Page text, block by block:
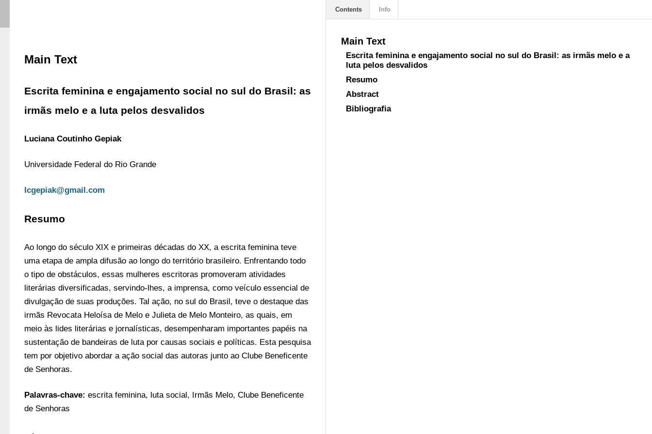
Main Text
Escrita feminina e engajamento social no sul do Brasil: as
irmãs melo e a luta pelos desvalidos
Luciana Coutinho Gepiak
Universidade Federal do Rio Grande
lcgepiak@gmail.com
Resumo
Ao longo do século XIX e primeiras décadas do XX, a escrita feminina teve
uma etapa de ampla difusão ao longo do território brasileiro. Enfrentando todo
o tipo de obstáculos, essas mulheres escritoras promoveram atividades
literárias diversificadas, servindo-lhes, a imprensa, como veículo essencial de
divulgação de suas produções. Tal ação, no sul do Brasil, teve o destaque das
irmãs Revocata Heloísa de Melo e Julieta de Melo Monteiro, as quais, em
meio às lides literárias e jornalísticas, desempenharam importantes papéis na
sustentação de bandeiras de luta por causas sociais e políticas. Esta pesquisa
tem por objetivo abordar a ação social das autoras junto ao Clube Beneficente
de Senhoras.
Palavras-chave: escrita feminina, luta social, Irmãs Melo, Clube Beneficente
de Senhoras
Main Text
Escrita feminina e engajamento social no sul do Brasil: as irmãs melo e a
luta pelos desvalidos
Resumo
Abstract
Bibliografia
Contents Info